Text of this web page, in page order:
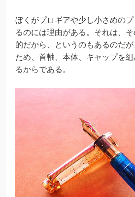
ぼくがプロギアや少し小さめの
るのには理由がある。それは、
的だから、というのもあるのだ
ため、首軸、本体、キャップを
るからである。